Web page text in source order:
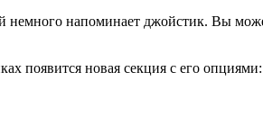
немного напоминает джойстик. Вы
появится новая секция с его опциями: